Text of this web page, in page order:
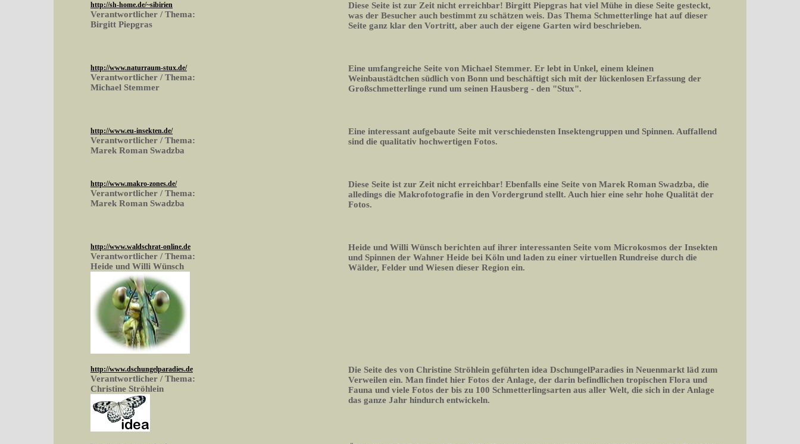
http://sh-home.de/~sibirien
Verantwortlicher / Thema:
Birgitt Piepgras
Diese Seite ist zur Zeit nicht erreichbar! Birgitt Piepgras hat viel Mühe in diese Seite gesteckt,
was der Besucher auch bestimmt zu schätzen weis. Das Thema Schmetterlinge hat auf dieser
Seite ganz klar den Vortritt, aber auch der eigene Garten wird beschrieben.
http://www.naturraum-stux.de/
Verantwortlicher / Thema:
Michael Stemmer
Eine umfangreiche Seite von Michael Stemmer. Er lebt in Unkel, einem kleinen
Weinbaustädtchen südlich von Bonn und beschäftigt sich mit der lückenlosen Erfassung der
Großschmetterlinge rund um seinen Hausberg - den "Stux".
http://www.eu-insekten.de/
Verantwortlicher / Thema:
Marek Roman Swadzba
Eine interessant aufgebaute Seite mit verschiedensten Insektengruppen und Spinnen. Auffallend
sind die qualitativ hochwertigen Fotos.
http://www.makro-zones.de/
Verantwortlicher / Thema:
Marek Roman Swadzba
Diese Seite ist zur Zeit nicht erreichbar! Ebenfalls eine Seite von Marek Roman Swadzba, die
alledings die Makrofotografie in den Vordergrund stellt. Auch hier eine sehr hohe Qualität der
Fotos.
http://www.waldschrat-online.de
Verantwortlicher / Thema:
Heide und Willi Wünsch
Heide und Willi Wünsch berichten auf ihrer interessanten Seite vom Microkosmos der Insekten
und Spinnen der Wahner Heide bei Köln und laden zu einer virtuellen Rundreise durch die
Wälder, Felder und Wiesen dieser Region ein.
http://www.dschungelparadies.de
Verantwortlicher / Thema:
Christine Ströhlein
Die Seite des von Christine Ströhlein geführten idea DschungelParadies in Neuenmarkt läd zum
Verweilen ein. Man findet hier Fotos der Anlage, der darin befindlichen tropischen Flora und
Fauna und viele Fotos der bis zu 100 Schmetterlingsarten aus aller Welt, die sich in der Anlage
das ganze Jahr hindurch entwickeln.